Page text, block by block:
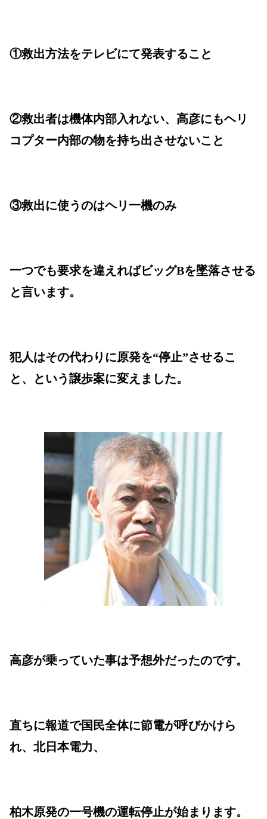
①救出方法をテレビにて発表すること
②救出者は機体内部入れない、高彦にもヘリ
コプター内部の物を持ち出させないこと
③救出に使うのはヘリ一機のみ
一つでも要求を違えればビッグBを墜落させる
と言います。
犯人はその代わりに原発を“停止”させるこ
と、という譲歩案に変えました。
高彦が乗っていた事は予想外だったのです。
直ちに報道で国民全体に節電が呼びかけら
れ、北日本電力、
柏木原発の一号機の運転停止が始まります。